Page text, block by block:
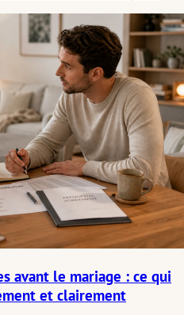
examine comment les
dimension visible et
avant le mariage : ce qui
et clairement